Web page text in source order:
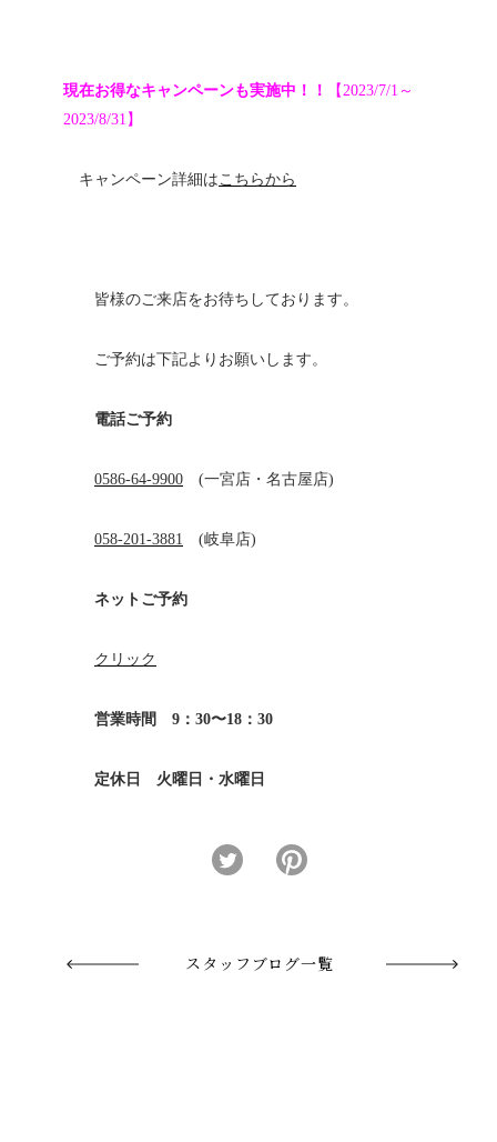
現在お得なキャンペーンも実施中！！
【2023/7/1～
2023/8/31】
キャンペーン詳細は こちらから
皆様のご来店をお待ちしております。
ご予約は下記よりお願いします。
電話ご予約
0586-64-9900 (一宮店・名古屋店)
058-201-3881 (岐阜店)
ネットご予約
クリック
営業時間 9：30〜18：30
定休日 火曜日・水曜日
スタッフブログ一覧